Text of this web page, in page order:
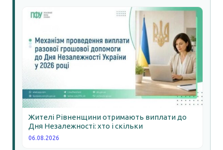
Жителі Рівненщини отримають виплати до
Дня Незалежності: хто і скільки
06.08.2026